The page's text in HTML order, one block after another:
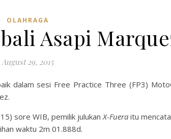
OLAHRAGA
Asapi
August 29, 2015
dalam sesi Free Practice Three (FP3)
sore WIB, pemilik julukanX-Fuera itu
waktu 2m 01.888d.